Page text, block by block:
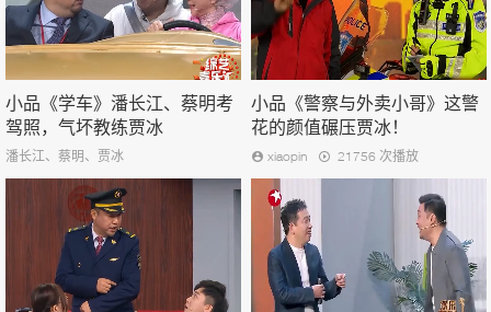
小品《学车》潘长江、蔡明考
驾照，气坏教练贾冰
潘长江、蔡明、贾冰
小品《警察与外卖小哥》这警
花的颜值碾压贾冰！
xiaopin 21756 次播放